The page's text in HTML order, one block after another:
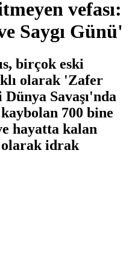
vefası:
Saygı Günü'
birçok eski
olarak 'Zafer
Savaşı'nda
700 bine
hayatta kalan
olarak idrak